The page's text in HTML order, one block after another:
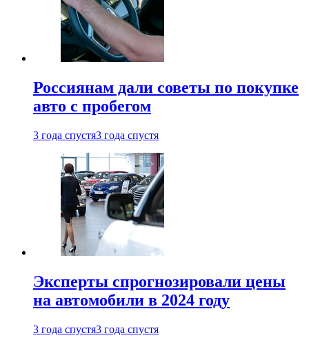
Россиянам дали советы по покупке
авто с пробегом
3 года спустя3 года спустя
Эксперты спрогнозировали цены
на автомобили в 2024 году
3 года спустя3 года спустя